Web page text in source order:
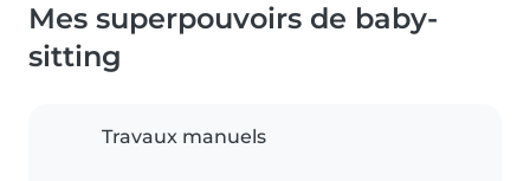
Mes superpouvoirs de baby-
sitting
Travaux manuels